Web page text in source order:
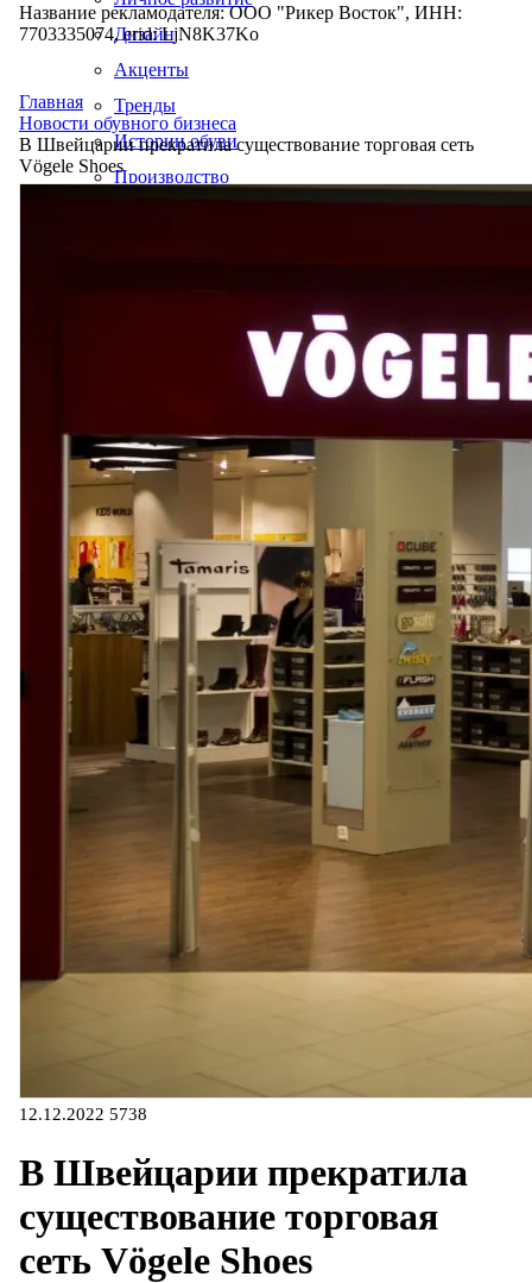
Дизайн
Акценты
Тренды
Истории обуви
Производство
Название рекламодателя: ООО "Рикер Восток", ИНН:
7703335074, erid: LjN8K37Ko
Главная
Новости обувного бизнеса
В Швейцарии прекратила существование торговая сеть
Vögele Shoes
12.12.2022 5738
В Швейцарии прекратила
существование торговая
сеть Vögele Shoes